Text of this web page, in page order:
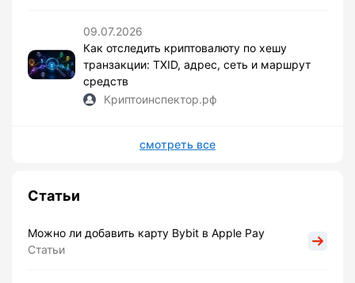
09.07.2026
Как отследить криптовалюту по хешу
транзакции: TXID, адрес, сеть и маршрут
средств
Криптоинспектор.рф
смотреть все
Статьи
Можно ли добавить карту Bybit в Apple Pay
Статьи